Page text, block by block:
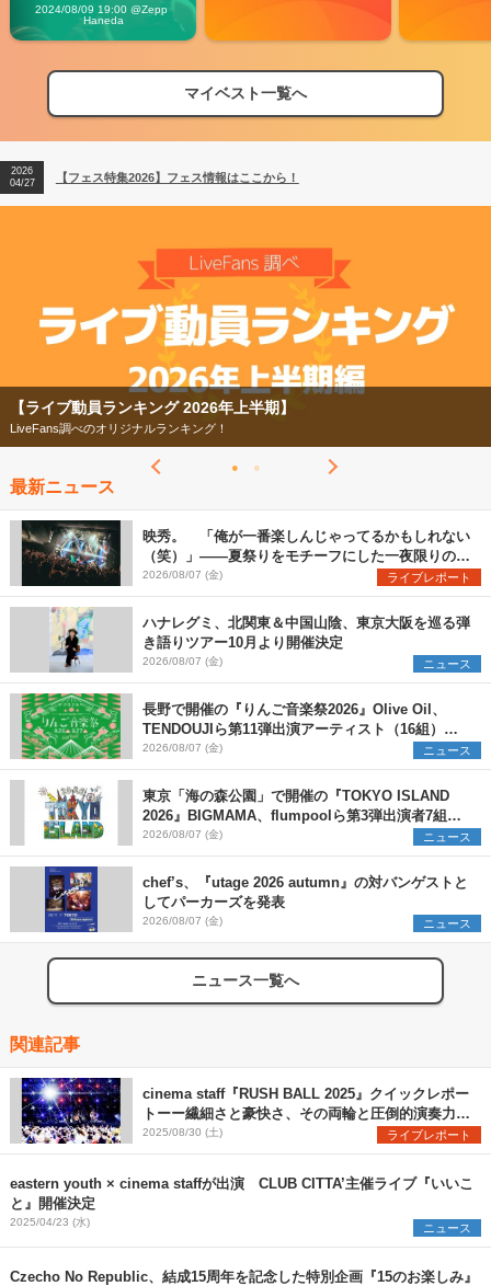
Vibes
2024/08/09 19:00 @Zepp
Haneda
マイベスト一覧へ
【フェス特集2026】フェス情報はここから！
【ライブ動員ランキング】2026年上半期編発表！
2026
04/27
【フェス特集2026】フェス情報はここから！
2026
【ライブ動員ランキング 2026年上半期】
LiveFans調べのオリジナルランキング！
最新ニュース
映秀。 「俺が一番楽しんじゃってるかもしれない
（笑）」――夏祭りをモチーフにした一夜限りのス
ペシャルライブ『色祭』レポート
2026/08/07 (金) ライブレポート
ハナレグミ、北関東＆中国山陰、東京大阪を巡る弾
き語りツアー10月より開催決定
2026/08/07 (金) ニュース
長野で開催の『りんご音楽祭2026』Olive Oil、
TENDOUJIら第11弾出演アーティスト（16組）を
発表
2026/08/07 (金) ニュース
東京「海の森公園」で開催の『TOKYO ISLAND
2026』BIGMAMA、flumpoolら第3弾出演者7組を
発表 ワークショップ・アート出展者を募集
2026/08/07 (金) ニュース
chef’s、『utage 2026 autumn』の対バンゲストと
してパーカーズを発表
2026/08/07 (金) ニュース
ニュース一覧へ
関連記事
cinema staff『RUSH BALL 2025』クイックレポー
トーー繊細さと豪快さ、その両輪と圧倒的演奏力で
魅せた堂々のステージ
2025/08/30 (土) ライブレポート
eastern youth × cinema staffが出演 CLUB CITTA’主催ライブ『いいこ
と』開催決定
2025/04/23 (水) ニュース
Czecho No Republic、結成15周年を記念した特別企画『15のお楽しみ』